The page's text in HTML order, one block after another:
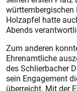
württembergischen
Holzapfel hatte
Abends
Zum anderen
Ehrenamtliche
des Schlier­bacher
sein Engagement
überreicht. Mit der